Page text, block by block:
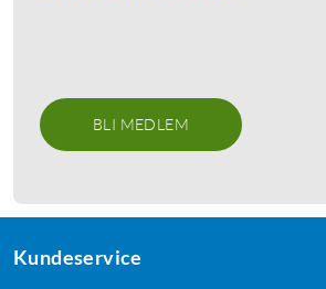
BLI MEDLEM
Kundeservice